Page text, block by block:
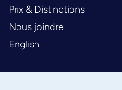
Prix & Distinctions
Nous joindre
English